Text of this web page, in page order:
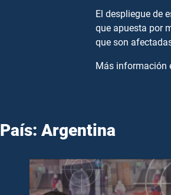
El despliegue de
que apuesta por
que son
Más información
País: Argentina